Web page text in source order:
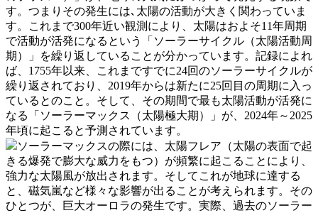
す。つまりその発生には､太陽の活動が大きく関わっていま
す。これまで300年近い観測により、太陽はおよそ11年周期
で活動が活発になるという「ソーラーサイクル（太陽活動周
期）」を繰り返していることが分かっています。記録によれ
ば、1755年以来、これまですでに24回のソーラーサイクルが
繰り返されており、2019年からは新たに25回目の周期に入っ
ているとのこと。そして、その期間で最も太陽活動が活発に
なる「ソーラーマックス（太陽極大期）」が、2024年～2025
年頃に起こると予測されています。
ソーラーマックスの際には、太陽フレア（太陽の表面で起
きる爆発で膨大な威力をもつ）が頻繁に起こることにより、
強力な太陽風が放出されます。そしてこれが地球に達する
と、磁気嵐など様々な影響が出ることが考えられます。その
ひとつが、巨大オーロラの発生です。実際、過去のソーラー